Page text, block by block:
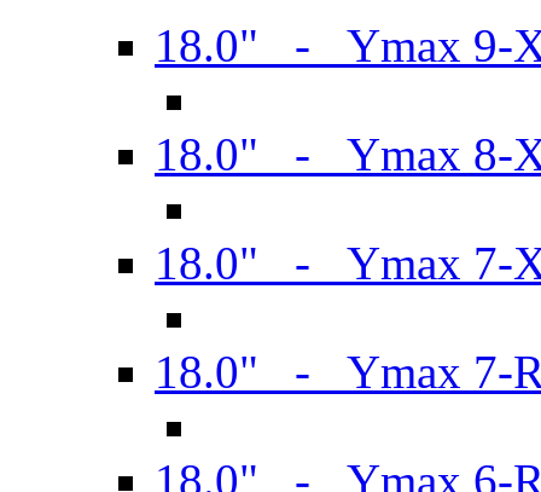
18.0" - Ymax 9-
18.0" - Ymax 8-
18.0" - Ymax 7-
18.0" - Ymax 7-
18.0" - Ymax 6-